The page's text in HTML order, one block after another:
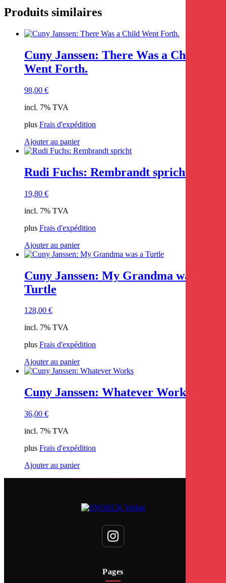
Produits similaires
Cuny Janssen: There Was a Child
Went Forth.
98,00 €
incl. 7% TVA
plus Frais d'expédition
Ajouter au panier
Rudi Fuchs: Rembrandt spricht
19,80 €
incl. 7% TVA
plus Frais d'expédition
Ajouter au panier
Cuny Janssen: My Grandma was a
Turtle
128,00 €
incl. 7% TVA
plus Frais d'expédition
Ajouter au panier
Cuny Janssen: Whatever Works
36,00 €
incl. 7% TVA
plus Frais d'expédition
Ajouter au panier
Pages